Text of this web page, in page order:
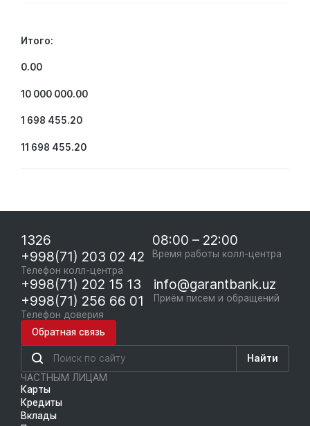
Итого:
0.00
10 000 000.00
1 698 455.20
11 698 455.20
1326
+998(71) 203 02 42
Телефон колл-центра
08:00 – 22:00
Время работы колл-центра
+998(71) 202 15 13
+998(71) 256 66 01
Телефон доверия
info@garantbank.uz
Приём писем и обращений
Обратная связь
Найти
ЧАСТНЫМ ЛИЦАМ
Карты
Кредиты
Вклады